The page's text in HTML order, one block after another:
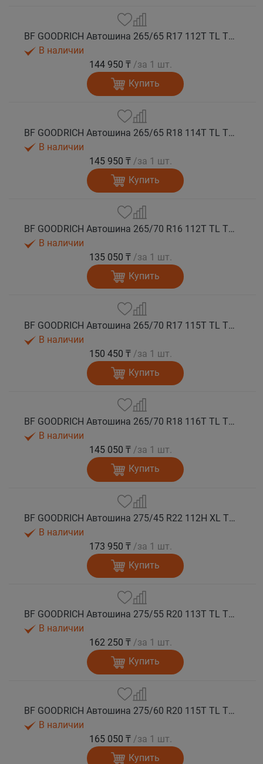
BF GOODRICH Автошина 265/65 R17 112T TL TRAIL-TERRAIN T/A ORWL GO M+S
В наличии
144 950 ₸ /за 1 шт.
Купить
BF GOODRICH Автошина 265/65 R18 114T TL TRAIL-TERRAIN T/A ORWL GO M+S
В наличии
145 950 ₸ /за 1 шт.
Купить
BF GOODRICH Автошина 265/70 R16 112T TL TRAIL-TERRAIN T/A ORWL GO M+S
В наличии
135 050 ₸ /за 1 шт.
Купить
BF GOODRICH Автошина 265/70 R17 115T TL TRAIL-TERRAIN T/A ORWL GO M+S
В наличии
150 450 ₸ /за 1 шт.
Купить
BF GOODRICH Автошина 265/70 R18 116T TL TRAIL-TERRAIN T/A ORWL GO M+S
В наличии
145 050 ₸ /за 1 шт.
Купить
BF GOODRICH Автошина 275/45 R22 112H XL TL TRAIL-TERRAIN T/A GO M+S
В наличии
173 950 ₸ /за 1 шт.
Купить
BF GOODRICH Автошина 275/55 R20 113T TL TRAIL-TERRAIN T/A ORWL GO M+S
В наличии
162 250 ₸ /за 1 шт.
Купить
BF GOODRICH Автошина 275/60 R20 115T TL TRAIL-TERRAIN T/A ORWL GO M+S
В наличии
165 050 ₸ /за 1 шт.
Купить